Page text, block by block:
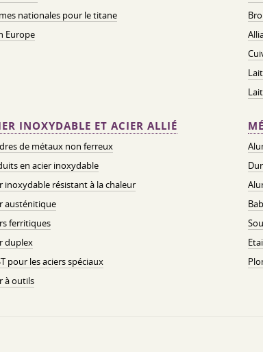
nationales pour le titane
Europe
INOXYDABLE ET ACIER ALLIÉ
de métaux non ferreux
en acier inoxydable
inoxydable résistant à la chaleur
austénitique
ferritiques
duplex
pour les aciers spéciaux
à outils